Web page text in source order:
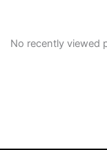
No recently viewed